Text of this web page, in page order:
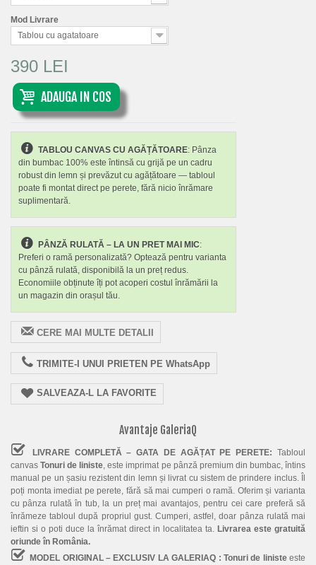
Mod Livrare
Tablou cu agatatoare
390 LEI
ADAUGA IN COS
TABLOU CANVAS CU AGĂȚĂTOARE: Pânza
din bumbac 100% este întinsă cu grijă pe un cadru
robust din lemn și prevăzut cu agățătoare — tabloul
poate fi montat direct pe perete, fără nicio înrămare
suplimentară.
PÂNZĂ RULATĂ – LA UN PRET MAI MIC:
Preferi o ramă personalizată? Optează pentru varianta
cu pânză rulată, disponibilă la un preț redus.
Economiile obținute îți pot acoperi costul înrămării la
un magazin din orașul tău.
CERE MAI MULTE DETALII
TRIMITE-I UNUI PRIETEN PE WhatsApp
SALVEAZA-L LA FAVORITE
Avantaje GaleriaQ
LIVRARE COMPLETĂ – GATA DE AGĂȚAT PE PERETE:Tabloul
canvasTonuri de liniste, este imprimat pe pânză premium din bumbac, întins
manual pe un șasiu rezistent din lemn și livrat cu sistem de prindere inclus. Îl
poți monta imediat pe perete, fără să mai cumperi o ramă. Oferim și varianta
cu pânza rulată în tub, la un preț mai avantajos, pentru cei care preferă să
înrămeze tabloul după propriul gust. Cumperi, astfel, doar pânza rulată mai
ieftin si o poti duce la înrămat direct in localitatea ta. Livrarea este gratuită
oriunde în România.
MODEL ORIGINAL – EXCLUSIV LA GALERIAQ : Tonuri de linisteeste